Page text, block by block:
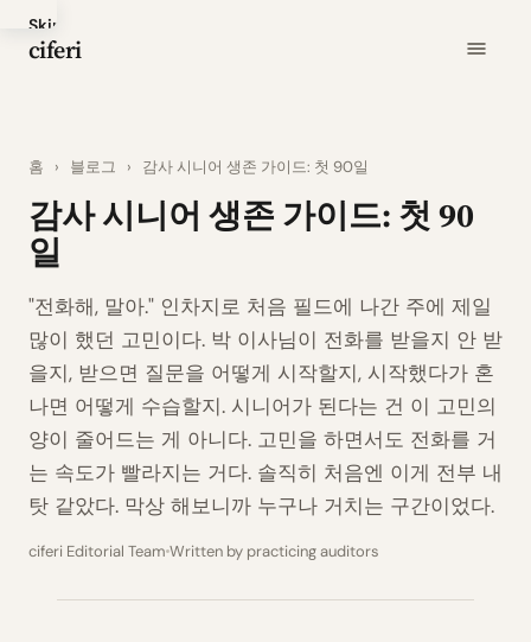
Skip
to
ciferi
홈 › 블로그 › 감사 시니어 생존 가이드: 첫 90일
감사 시니어 생존 가이드: 첫 90
일
"전화해, 말아." 인차지로 처음 필드에 나간 주에 제일
많이 했던 고민이다. 박 이사님이 전화를 받을지 안 받
을지, 받으면 질문을 어떻게 시작할지, 시작했다가 혼
나면 어떻게 수습할지. 시니어가 된다는 건 이 고민의
양이 줄어드는 게 아니다. 고민을 하면서도 전화를 거
는 속도가 빨라지는 거다. 솔직히 처음엔 이게 전부 내
탓 같았다. 막상 해보니까 누구나 거치는 구간이었다.
ciferi Editorial Team Written by practicing auditors